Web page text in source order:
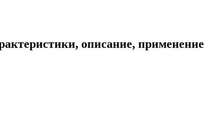
описание, применение